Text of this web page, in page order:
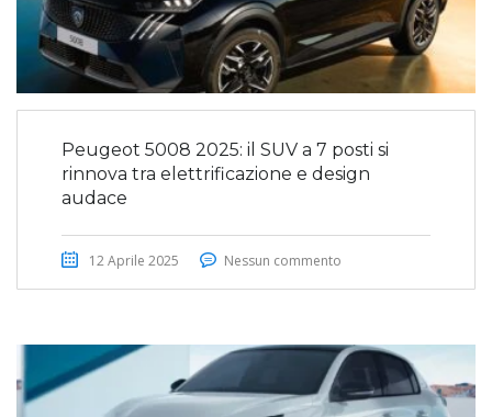
Peugeot 5008 2025: il SUV a 7 posti si
rinnova tra elettrificazione e design
audace
12 Aprile 2025 Nessun commento